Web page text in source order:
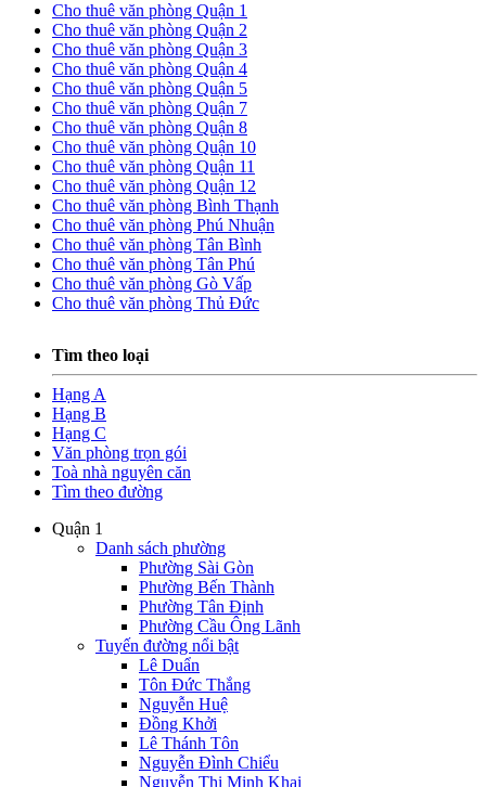
Cho thuê văn phòng Quận 1
Cho thuê văn phòng Quận 2
Cho thuê văn phòng Quận 3
Cho thuê văn phòng Quận 4
Cho thuê văn phòng Quận 5
Cho thuê văn phòng Quận 7
Cho thuê văn phòng Quận 8
Cho thuê văn phòng Quận 10
Cho thuê văn phòng Quận 11
Cho thuê văn phòng Quận 12
Cho thuê văn phòng Bình Thạnh
Cho thuê văn phòng Phú Nhuận
Cho thuê văn phòng Tân Bình
Cho thuê văn phòng Tân Phú
Cho thuê văn phòng Gò Vấp
Cho thuê văn phòng Thủ Đức
Tìm theo loại
Hạng A
Hạng B
Hạng C
Văn phòng trọn gói
Toà nhà nguyên căn
Tìm theo đường
Quận 1
Danh sách phường
Phường Sài Gòn
Phường Bến Thành
Phường Tân Định
Phường Cầu Ông Lãnh
Tuyến đường nổi bật
Lê Duẩn
Tôn Đức Thắng
Nguyễn Huệ
Đồng Khởi
Lê Thánh Tôn
Nguyễn Đình Chiểu
Nguyễn Thị Minh Khai